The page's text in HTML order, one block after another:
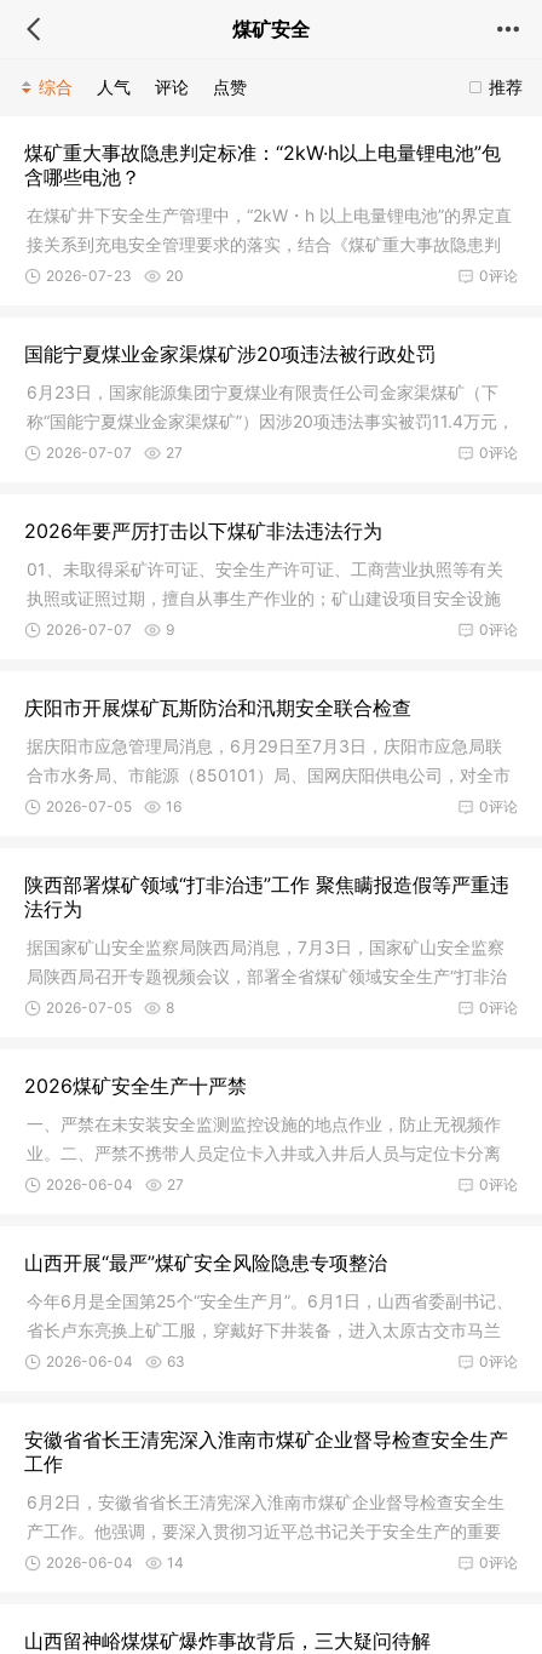
煤矿安全
推荐
综合 人气 评论 点赞
煤矿重大事故隐患判定标准：“2kW·h以上电量锂电池”包
含哪些电池？
在煤矿井下安全生产管理中，“2kW・h 以上电量锂电池”的界定直
接关系到充电安全管理要求的落实，结合《煤矿重大事故隐患判
定标
0评论
2026-07-23 20
国能宁夏煤业金家渠煤矿涉20项违法被行政处罚
6月23日，国家能源集团宁夏煤业有限责任公司金家渠煤矿（下
称“国能宁夏煤业金家渠煤矿”）因涉20项违法事实被罚11.4万元，
处罚
0评论
2026-07-07 27
2026年要严厉打击以下煤矿非法违法行为
01、未取得采矿许可证、安全生产许可证、工商营业执照等有关
执照或证照过期，擅自从事生产作业的；矿山建设项目安全设施
设计未经
0评论
2026-07-07 9
庆阳市开展煤矿瓦斯防治和汛期安全联合检查
据庆阳市应急管理局消息，6月29日至7月3日，庆阳市应急局联
合市水务局、市能源（850101）局、国网庆阳供电公司，对全市
煤矿开展
0评论
2026-07-05 16
陕西部署煤矿领域“打非治违”工作 聚焦瞒报造假等严重违
法行为
据国家矿山安全监察局陕西局消息，7月3日，国家矿山安全监察
局陕西局召开专题视频会议，部署全省煤矿领域安全生产“打非治
违”工
0评论
2026-07-05 8
2026煤矿安全生产十严禁
一、严禁在未安装安全监测监控设施的地点作业，防止无视频作
业。二、严禁不携带人员定位卡入井或入井后人员与定位卡分离
行为，防
0评论
2026-06-04 27
山西开展“最严”煤矿安全风险隐患专项整治
今年6月是全国第25个“安全生产月”。6月1日，山西省委副书记、
省长卢东亮换上矿工服，穿戴好下井装备，进入太原古交市马兰
矿井
0评论
2026-06-04 63
安徽省省长王清宪深入淮南市煤矿企业督导检查安全生产
工作
6月2日，安徽省省长王清宪深入淮南市煤矿企业督导检查安全生
产工作。他强调，要深入贯彻习近平总书记关于安全生产的重要
指示批示
0评论
2026-06-04 14
山西留神峪煤煤矿爆炸事故背后，三大疑问待解